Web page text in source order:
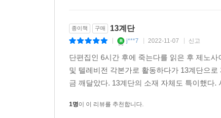
종이책 구매 13계단
j***7 2022-11-07 신고
단편집인 6시간 후에 죽는다를 읽은 후 제노
및 텔레비전 각본가로 활동하다가 13계단으
금 깨달았다. 13계단의 소재 자체도 특이했다
1명이 이 리뷰를 추천합니다.